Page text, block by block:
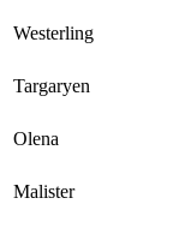
Westerling
Targaryen
Olena
Malister